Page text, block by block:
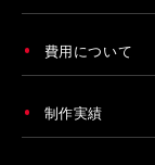
費用について
制作実績